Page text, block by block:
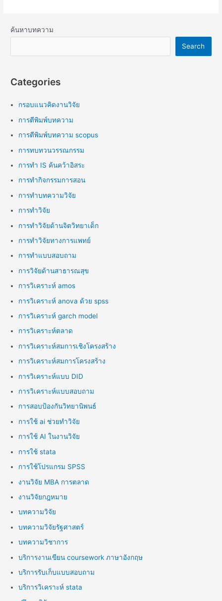
ค้นหาบทความ
Search
Categories
กรอบแนวคิดงานวิจัย
การตีพิมพ์บทความ
การตีพิมพ์บทความ scopus
การทบทวนวรรณกรรม
การทำ IS ค้นคว้าอิสระ
การทำกิจกรรมการสอน
การทำบทความวิจัย
การทำวิจัย
การทำวิจัยด้านจิตวิทยาเด็ก
การทำวิจัยทางการแพทย์
การทำแบบสอบถาม
การวิจัยด้านสาธารณสุข
การวิเคราะห์ amos
การวิเคราะห์ anova ด้วย spss
การวิเคราะห์ garch model
การวิเคราะห์ตลาด
การวิเคราะห์สมการเชิงโครงสร้าง
การวิเคราะห์สมการโครงสร้าง
การวิเคราะห์แบบ DID
การวิเคราะห์แบบสอบถาม
การสอบป้องกันวิทยานิพนธ์
การใช้ ai ช่วยทำวิจัย
การใช้ AI ในงานวิจัย
การใช้ stata
การใช้โปรแกรม SPSS
งานวิจัย MBA การตลาด
งานวิจัยกฎหมาย
บทความวิจัย
บทความวิจัยรัฐศาสตร์
บทความวิชาการ
บริการงานเขียน coursework ภาษาอังกฤษ
บริการรับเก็บแบบสอบถาม
บริการวิเคราะห์ stata